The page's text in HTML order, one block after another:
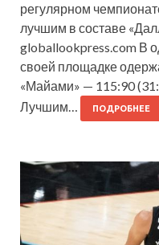
регулярном
лучшим в составе
globallookpress.com В
своей площадке
«Майами» — 115:90
Лучшим…
ПОДРОБНЕЕ